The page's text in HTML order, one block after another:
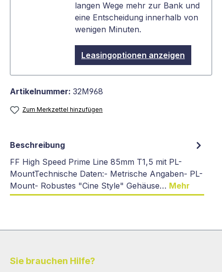
langen Wege mehr zur Bank und
eine Entscheidung innerhalb von
wenigen Minuten.
Leasingoptionen anzeigen
Artikelnummer: 32M968
Zum Merkzettel hinzufügen
Beschreibung
FF High Speed Prime Line 85mm T1,5 mit PL-
MountTechnische Daten:- Metrische Angaben- PL-
Mount- Robustes "Cine Style" Gehäuse… Mehr
Sie brauchen Hilfe?